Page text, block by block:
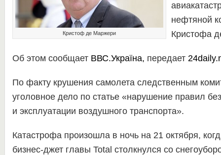
Кристоф де Маржери
нефтяной
Кристофа
Об этом сообщает ВВС.Україна, передает
По факту крушения самолета следственным
уголовное дело по статье «нарушение правил
и эксплуатации воздушного транспорта».
Катастрофа произошла в ночь на 21 октября,
бизнес-джет главы Total столкнулся со